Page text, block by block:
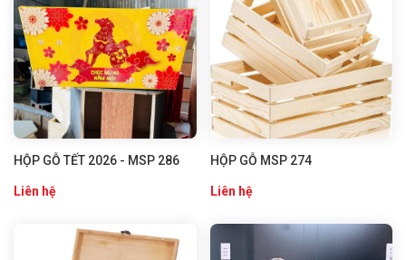
HỘP GỖ TẾT 2026 - MSP 286
Liên hệ
HỘP GỖ MSP 274
Liên hệ